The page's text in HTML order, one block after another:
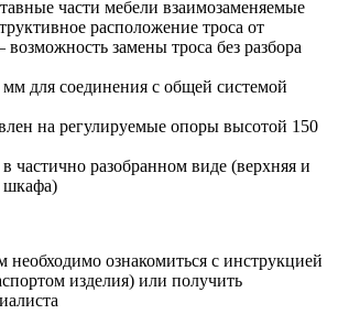
части мебели взаимозаменяемые
расположение троса от
возможность замены троса без разбора
для соединения с общей системой
на регулируемые опоры высотой 150
в частично разобранном виде (верхняя и
шкафа)
ознакомиться с инструкцией
изделия) или получить